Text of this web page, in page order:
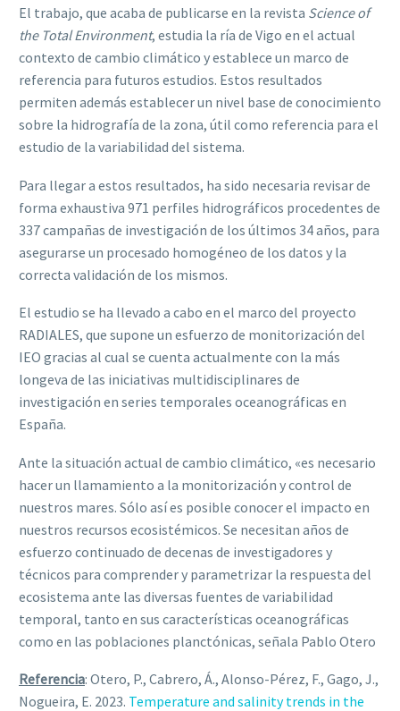
El trabajo, que acaba de publicarse en la revista Science of
the Total Environment, estudia la ría de Vigo en el actual
contexto de cambio climático y establece un marco de
referencia para futuros estudios. Estos resultados
permiten además establecer un nivel base de conocimiento
sobre la hidrografía de la zona, útil como referencia para el
estudio de la variabilidad del sistema.
Para llegar a estos resultados, ha sido necesaria revisar de
forma exhaustiva 971 perfiles hidrográficos procedentes de
337 campañas de investigación de los últimos 34 años, para
asegurarse un procesado homogéneo de los datos y la
correcta validación de los mismos.
El estudio se ha llevado a cabo en el marco del proyecto
RADIALES, que supone un esfuerzo de monitorización del
IEO gracias al cual se cuenta actualmente con la más
longeva de las iniciativas multidisciplinares de
investigación en series temporales oceanográficas en
España.
Ante la situación actual de cambio climático, «es necesario
hacer un llamamiento a la monitorización y control de
nuestros mares. Sólo así es posible conocer el impacto en
nuestros recursos ecosistémicos. Se necesitan años de
esfuerzo continuado de decenas de investigadores y
técnicos para comprender y parametrizar la respuesta del
ecosistema ante las diversas fuentes de variabilidad
temporal, tanto en sus características oceanográficas
como en las poblaciones planctónicas, señala Pablo Otero
Referencia: Otero, P., Cabrero, Á., Alonso-Pérez, F., Gago, J.,
Nogueira, E. 2023. Temperature and salinity trends in the